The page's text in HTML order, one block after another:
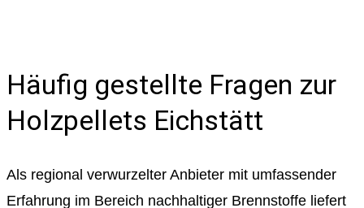
Häufig gestellte Fragen zur
Holzpellets Eichstätt
Als regional verwurzelter Anbieter mit umfassender
Erfahrung im Bereich nachhaltiger Brennstoffe liefert